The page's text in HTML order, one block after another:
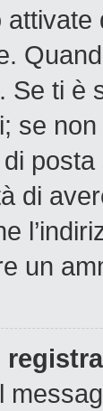
Se ti è
se
di
un